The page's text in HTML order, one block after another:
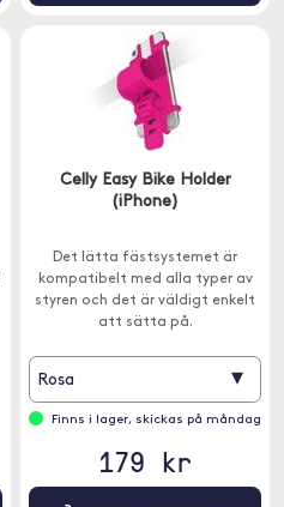
Celly Easy Bike Holder
(iPhone)
Det lätta fästsystemet är
kompatibelt med alla typer av
styren och det är väldigt enkelt
att sätta på.
Rosa ▾
Finns i lager, skickas på måndag
179 kr